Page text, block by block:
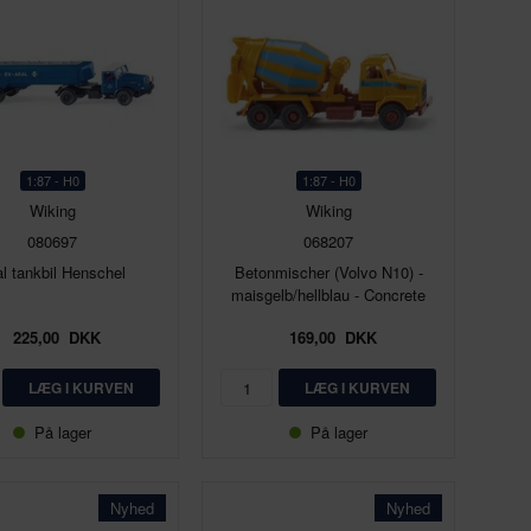
1:87 - H0
Wiking
080697
tankbil Henschel
225,00 DKK
På lager
1:87 - H0
Wiking
068207
Betonmischer (Volvo N10) -
maisgelb/hellblau - Concrete
169,00 DKK
På lager
Nyhed Nyhed